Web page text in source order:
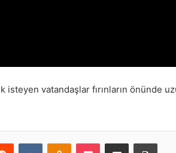
isteyen vatandaşlar fırınların önünde